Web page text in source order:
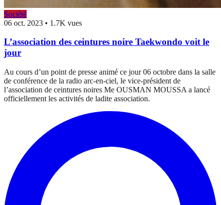
Société
06 oct. 2023 • 1.7K vues
L’association des ceintures noire Taekwondo voit le
jour
Au cours d’un point de presse animé ce jour 06 octobre dans la salle
de conférence de la radio arc-en-ciel, le vice-président de
l’association de ceintures noires Me OUSMAN MOUSSA a lancé
officiellement les activités de ladite association.